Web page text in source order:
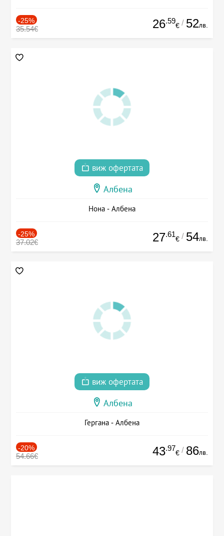
-25%
35.54€ 26.59
€ / 52лв.
виж офертата
Албена
Нона - Албена
-25%
37.02€ 27.61
€ / 54лв.
виж офертата
Албена
Гергана - Албена
-20%
54.66€ 43.97
€ / 86лв.